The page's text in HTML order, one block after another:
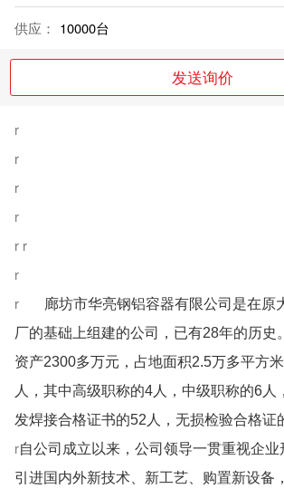
供应： 10000台
发送询价
r
r
r
r
r r
r
r
廊坊市华亮钢铝容器有限公司是在原
厂的基础上组建的公司，已有28年的历史
资产2300多万元，占地面积2.5万多平方
人，其中高级职称的4人，中级职称的6人
发焊接合格证书的52人，无损检验合格证
r自公司成立以来，公司领导一贯重视企业
引进国内外新技术、新工艺、购置新设备